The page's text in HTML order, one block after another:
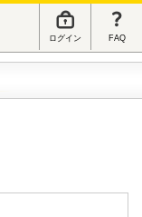
ログイン FAQ